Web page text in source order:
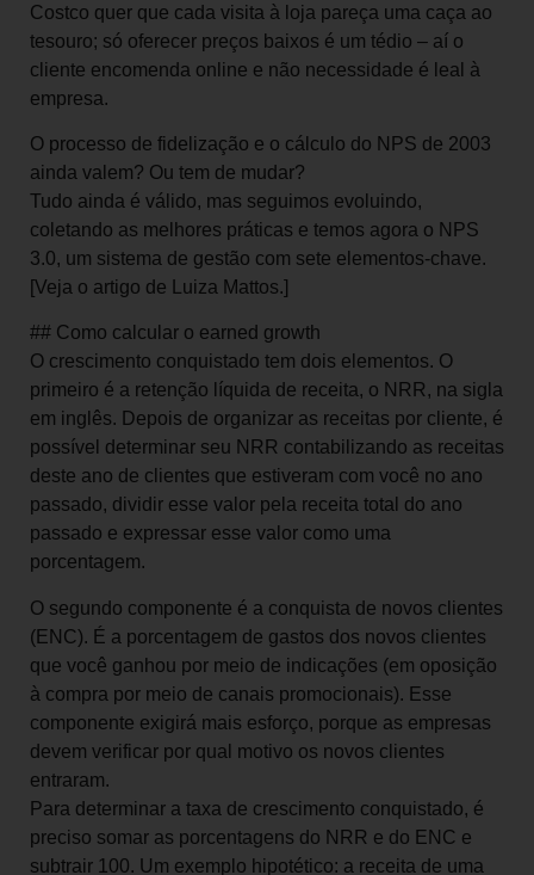
Costco quer que cada visita à loja pareça uma caça ao
tesouro; só oferecer preços baixos é um tédio – aí o
cliente encomenda online e não necessidade é leal à
empresa.
O processo de fidelização e o cálculo do NPS de 2003
ainda valem? Ou tem de mudar?
Tudo ainda é válido, mas seguimos evoluindo,
coletando as melhores práticas e temos agora o NPS
3.0, um sistema de gestão com sete elementos-chave.
[Veja o artigo de Luiza Mattos.]
## Como calcular o earned growth
O crescimento conquistado tem dois elementos. O
primeiro é a retenção líquida de receita, o NRR, na sigla
em inglês. Depois de organizar as receitas por cliente, é
possível determinar seu NRR contabilizando as receitas
deste ano de clientes que estiveram com você no ano
passado, dividir esse valor pela receita total do ano
passado e expressar esse valor como uma
porcentagem.
O segundo componente é a conquista de novos clientes
(ENC). É a porcentagem de gastos dos novos clientes
que você ganhou por meio de indicações (em oposição
à compra por meio de canais promocionais). Esse
componente exigirá mais esforço, porque as empresas
devem verificar por qual motivo os novos clientes
entraram.
Para determinar a taxa de crescimento conquistado, é
preciso somar as porcentagens do NRR e do ENC e
subtrair 100. Um exemplo hipotético: a receita de uma